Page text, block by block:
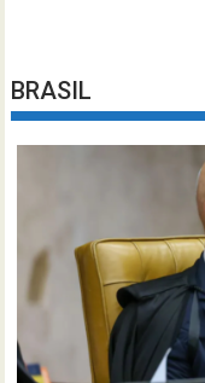
BRASIL